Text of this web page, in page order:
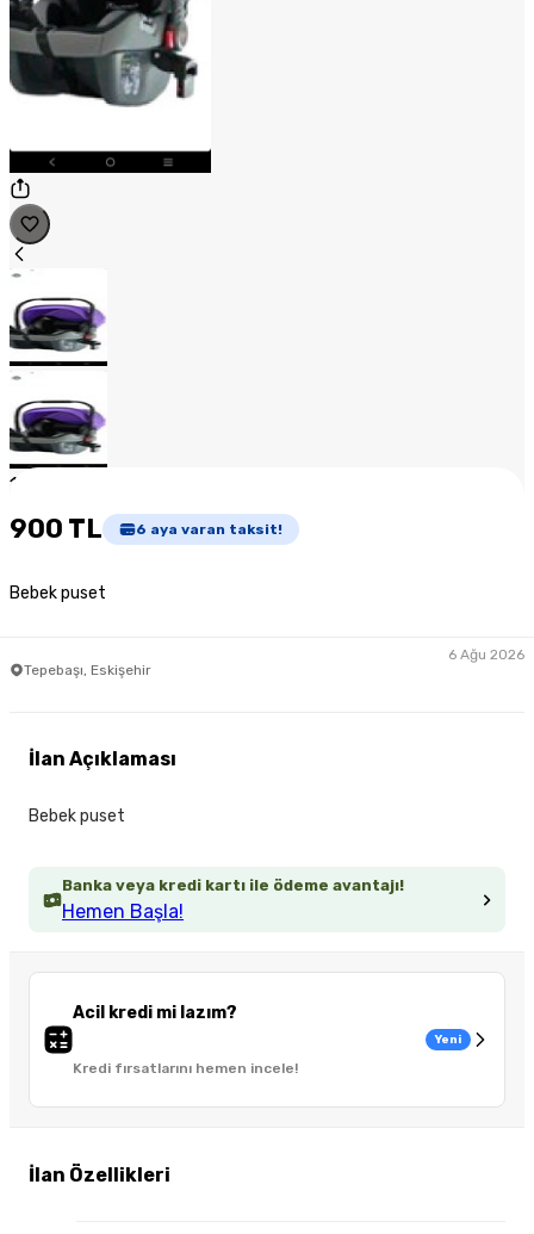
1
900 TL 6 aya varan taksit!
Bebek puset
Tepebaşı, Eskişehir
6 Ağu 2026
Banka veya kredi kartı ile ödeme avantajı!
Hemen Başla!
Acil kredi mi lazım?
Kredi fırsatlarını hemen incele!
Yeni
İlan Özellikleri
İlan Açıklaması
Bebek puset